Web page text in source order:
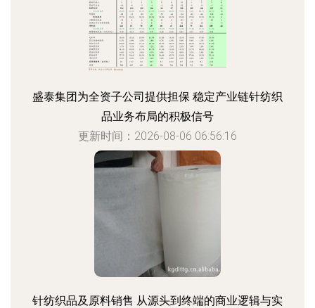
盛泰集团为全资子公司提供担保 稳定产业链针纺织
品业务布局的积极信号
更新时间：2026-08-06 06:56:16
针纺织品及原料销售 从源头到终端的商业逻辑与实